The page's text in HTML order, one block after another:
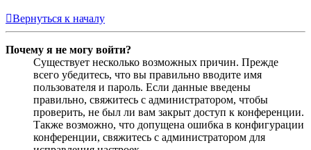
Вернуться к началу
Почему я не могу войти?
Существует несколько возможных причин. Прежде
всего убедитесь, что вы правильно вводите имя
пользователя и пароль. Если данные введены
правильно, свяжитесь с администратором, чтобы
проверить, не был ли вам закрыт доступ к конференции.
Также возможно, что допущена ошибка в конфигурации
конференции, свяжитесь с администратором для